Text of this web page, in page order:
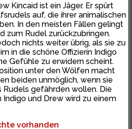
Kincaid ist ein Jäger. Er spürt
auf, die ihrer animalischen
In den meisten Fällen gelingt
zum Rudel zurückzubringen.
nichts weiter übrig, als sie zu
in die schöne Offizierin Indigo
Gefühle zu erwidern scheint.
unter den Wölfen macht
beiden unmöglich, wenn sie
Rudels gefährden wollen. Die
und Drew wird zu einem
vorhanden